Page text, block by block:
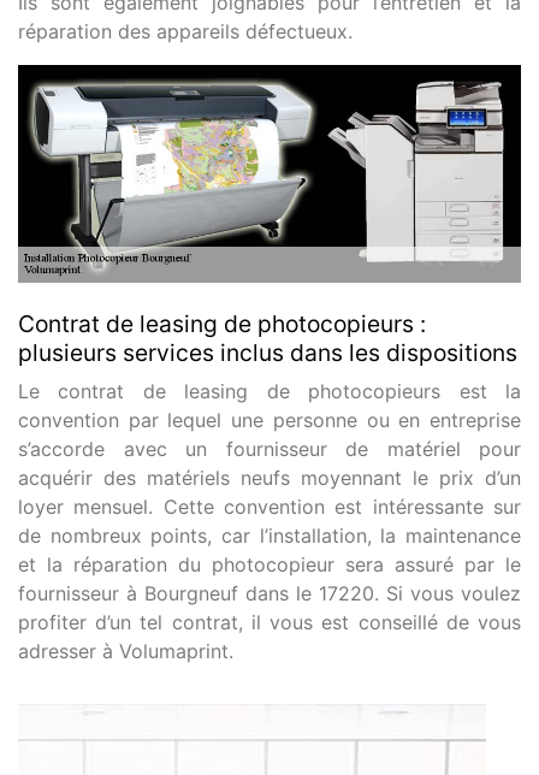
réparation des appareils défectueux.
Contrat de leasing de photocopieurs :
plusieurs services inclus dans les dispositions
Le contrat de leasing de photocopieurs est la
convention par lequel une personne ou en entreprise
s’accorde avec un fournisseur de matériel pour
acquérir des matériels neufs moyennant le prix d’un
loyer mensuel. Cette convention est intéressante sur
de nombreux points, car l’installation, la maintenance
et la réparation du photocopieur sera assuré par le
fournisseur à Bourgneuf dans le 17220. Si vous voulez
profiter d’un tel contrat, il vous est conseillé de vous
adresser à Volumaprint.